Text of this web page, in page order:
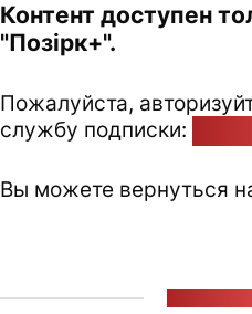
Контент доступен
"Позірк+".
Пожалуйста,
службу подписки:
Вы можете вернуться